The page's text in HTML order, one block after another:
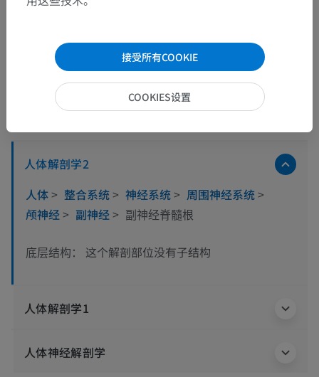
解剖层次
人体解剖学2
人体> 整合系统> 神经系统> 周围神经系统>
颅神经> 副神经> 副神经脊髓根
底层结构： 这个解剖部位没有子结构
人体解剖学1
人体神经解剖学
接受所有COOKIE
COOKIES设置